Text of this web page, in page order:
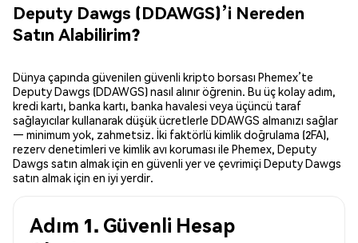
Deputy Dawgs (DDAWGS)’i Nereden
Satın Alabilirim?
Dünya çapında güvenilen güvenli kripto borsası Phemex’te
Deputy Dawgs (DDAWGS) nasıl alınır öğrenin. Bu üç kolay adım,
kredi kartı, banka kartı, banka havalesi veya üçüncü taraf
sağlayıcılar kullanarak düşük ücretlerle DDAWGS almanızı sağlar
— minimum yok, zahmetsiz. İki faktörlü kimlik doğrulama (2FA),
rezerv denetimleri ve kimlik avı koruması ile Phemex, Deputy
Dawgs satın almak için en güvenli yer ve çevrimiçi Deputy Dawgs
satın almak için en iyi yerdir.
Adım 1. Güvenli Hesap